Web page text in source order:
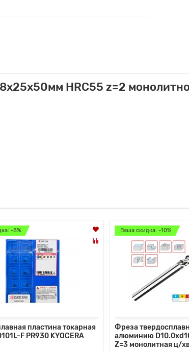
HRC55 z=2
-8%
пластина токарная
F PR930 KYOCERA
Ваша скидка: -10%
Фреза
алюминию
Z=3 монолитная ц/